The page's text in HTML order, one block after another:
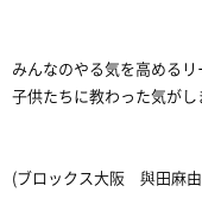
みんなのやる気を高めるリ
子供たちに教わった気がし
(ブロックス大阪 與田麻